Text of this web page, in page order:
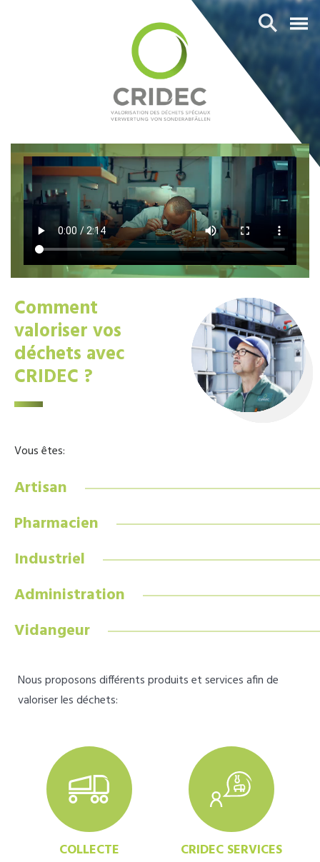
Comment
valoriser vos
déchets avec
CRIDEC ?
Vous êtes:
Artisan
Pharmacien
Industriel
Administration
Vidangeur
Nous proposons différents produits et services afin de
valoriser les déchets:
COLLECTE CRIDEC SERVICES